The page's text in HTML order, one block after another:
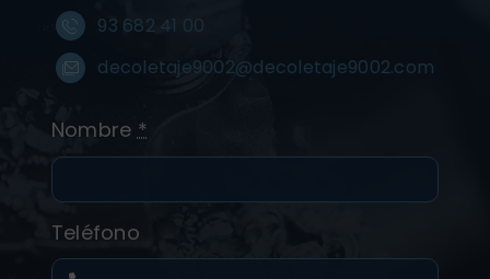
93 682 41 00
decoletaje9002@decoletaje9002.com
Nombre*
Teléfono